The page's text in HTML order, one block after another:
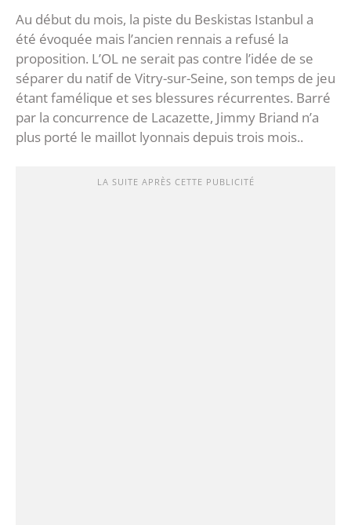
Au début du mois, la piste du Beskistas Istanbul a
été évoquée mais l’ancien rennais a refusé la
proposition. L’OL ne serait pas contre l’idée de se
séparer du natif de Vitry-sur-Seine, son temps de jeu
étant famélique et ses blessures récurrentes. Barré
par la concurrence de Lacazette, Jimmy Briand n’a
plus porté le maillot lyonnais depuis trois mois..
LA SUITE APRÈS CETTE PUBLICITÉ